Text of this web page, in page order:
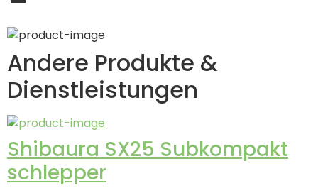
Andere Produkte &
Dienstleistungen
Shibaura SX25 Subkompakt
schlepper